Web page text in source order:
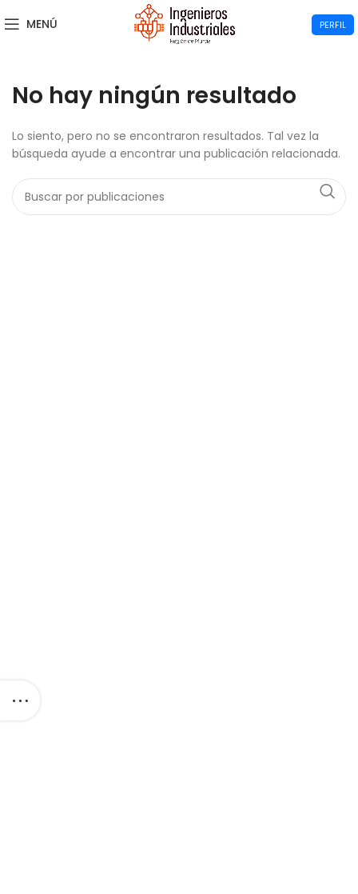
MENÚ PERFIL
No hay ningún resultado
Lo siento, pero no se encontraron resultados. Tal vez la
búsqueda ayude a encontrar una publicación relacionada.